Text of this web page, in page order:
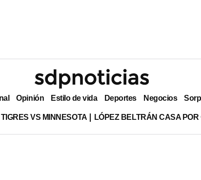
Opinión Estilo de vida Deportes Negocios
TIGRES VS MINNESOTA LÓPEZ BELTRÁN CASA